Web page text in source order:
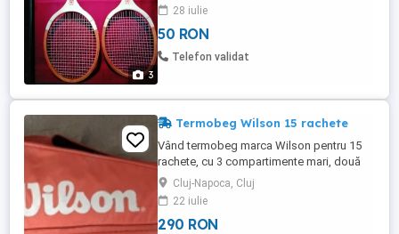
3
28 iulie
50 RON
Telefon validat
Termobeg Wilson 15 rachete
Vând termobeg marca Wilson pentru 15
rachete, cu 3 compartimente mari, două
sunt termoizolante și cu alte buzunare
mici,. Termobegul a fost foarte bine
îngrijit, arată bine.
Cluj-Napoca, Cluj
22 iulie
290 RON